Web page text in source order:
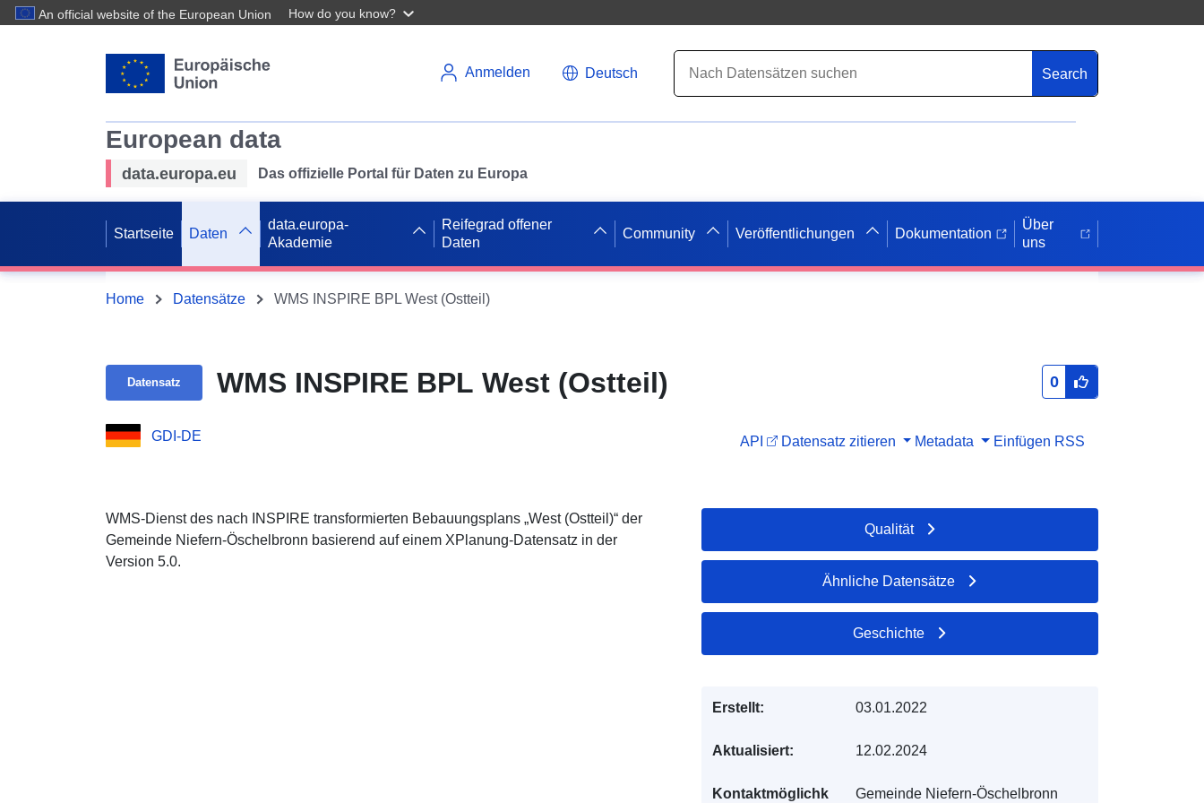
An official website of the European Union How do you know?
Anmelden Deutsch Search
European data
data.europa.eu Das offizielle Portal für Daten zu Europa
Startseite Daten
data.europa-
Akademie
Reifegrad offener
Daten
Community Veröffentlichungen Dokumentation
Über
uns
Home Datensätze WMS INSPIRE BPL West (Ostteil)
Datensatz WMS INSPIRE BPL West (Ostteil) 0
GDI-DE API Datensatz zitieren Metadata Einfügen RSS
WMS-Dienst des nach INSPIRE transformierten Bebauungsplans „West (Ostteil)“ der
Gemeinde Niefern-Öschelbronn basierend auf einem XPlanung-Datensatz in der
Version 5.0.
Qualität
Ähnliche Datensätze
Geschichte
Erstellt: 03.01.2022
Aktualisiert: 12.02.2024
Kontaktmöglichk
Gemeinde Niefern-Öschelbronn